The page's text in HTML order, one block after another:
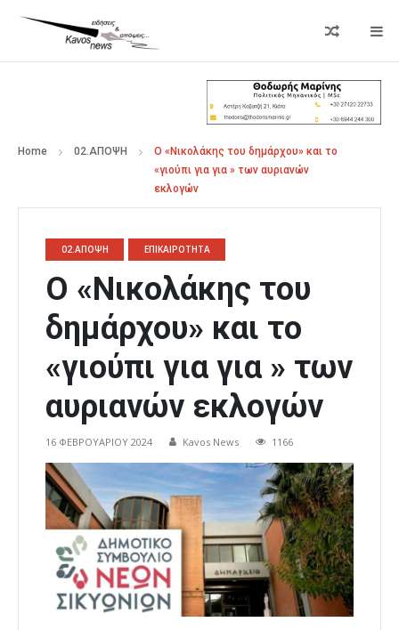
Home 02.ΑΠΟΨΗ
Ο «Νικολάκης του δημάρχου» και το
«γιούπι για για » των αυριανών
εκλογών
02.ΑΠΟΨΗ ΕΠΙΚΑΙΡΟΤΗΤΑ
Ο «Νικολάκης του
δημάρχου» και το
«γιούπι για για » των
αυριανών εκλογών
16 ΦΕΒΡΟΥΑΡΊΟΥ 2024 Kavos News 1166